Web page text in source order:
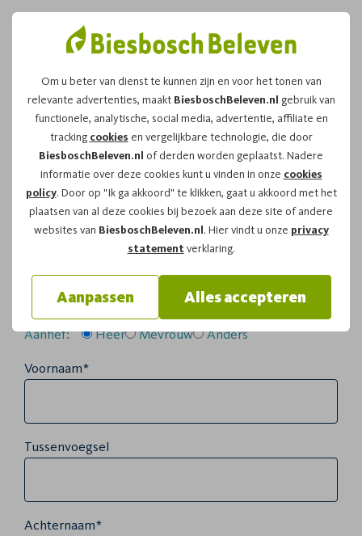
Om u beter van dienst te kunnen zijn en voor het tonen van
relevante advertenties, maakt BiesboschBeleven.nl gebruik van
functionele, analytische, social media, advertentie, affiliate en
tracking cookies en vergelijkbare technologie, die door
BiesboschBeleven.nl of derden worden geplaatst. Nadere
informatie over deze cookies kunt u vinden in onze cookies
policy. Door op "Ik ga akkoord" te klikken, gaat u akkoord met het
plaatsen van al deze cookies bij bezoek aan deze site of andere
websites van BiesboschBeleven.nl. Hier vindt u onze privacy
statementverklaring.
Aanpassen Alles accepteren
Leuk dat u kiest voor dit
arrangement!
Om te reserveren voor de Fluistertochtvaartocht op
zondag 27-09-2026om12:00 vragen wij u
onderstaand formulier in te vullen.
Uw gegevens:
Aanhef: Heer Mevrouw Anders
Voornaam*
Tussenvoegsel
Achternaam*